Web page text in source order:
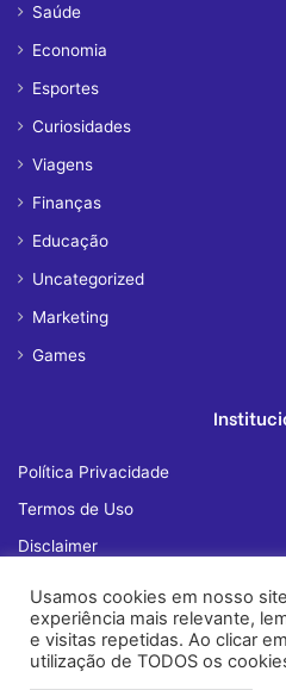
Saúde
Economia
Esportes
Curiosidades
Viagens
Finanças
Educação
Uncategorized
Marketing
Games
Política Privacidade
Termos de Uso
Disclaimer
Fale Conosco
Usamos cookies em nosso
experiência mais relevante,
e visitas repetidas. Ao clicar
utilização de TODOS os